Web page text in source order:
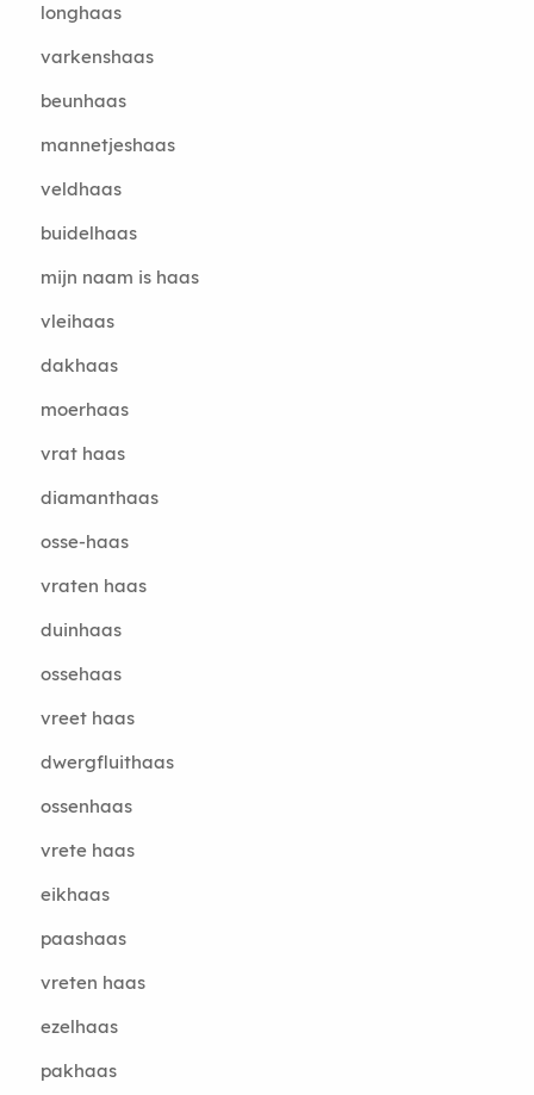
longhaas
varkenshaas
beunhaas
mannetjeshaas
veldhaas
buidelhaas
mijn naam is haas
vleihaas
dakhaas
moerhaas
vrat haas
diamanthaas
osse-haas
vraten haas
duinhaas
ossehaas
vreet haas
dwergfluithaas
ossenhaas
vrete haas
eikhaas
paashaas
vreten haas
ezelhaas
pakhaas